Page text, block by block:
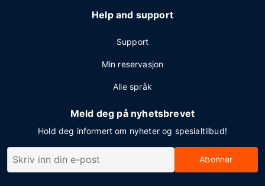
Help and support
Support
Min reservasjon
Alle språk
Meld deg på nyhetsbrevet
Hold deg informert om nyheter og spesialtilbud!
Abonner